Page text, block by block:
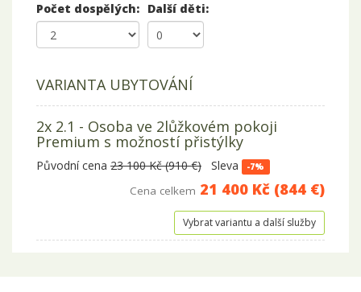
Počet dospělých: Další děti:
VARIANTA UBYTOVÁNÍ
2x 2.1 - Osoba ve 2lůžkovém pokoji
Premium s možností přistýlky
Původní cena 23 100 Kč (910 €) Sleva -7%
Cena celkem 21 400 Kč (844 €)
Vybrat variantu a další služby